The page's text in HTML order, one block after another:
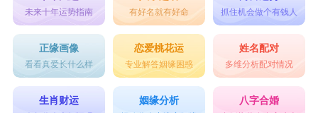
未来十年运势指南 有好名就有好命 抓住机会做个有钱人
正缘画像
看看真爱长什么样
恋爱桃花运
专业解答姻缘困惑
姓名配对
多维分析配对情况
生肖财运 姻缘分析 八字合婚